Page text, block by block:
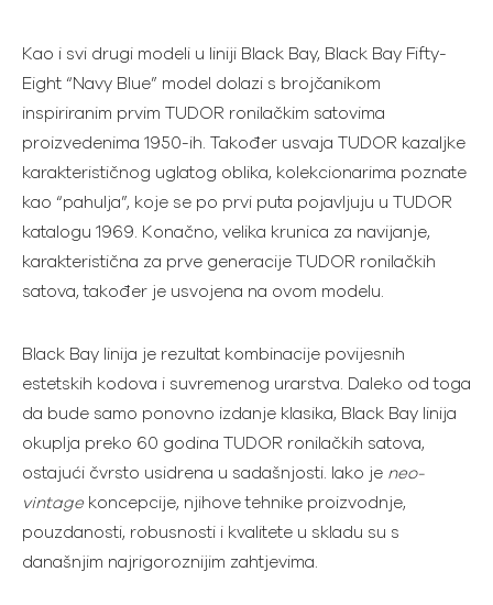
Kao i svi drugi modeli u liniji Black Bay, Black Bay Fifty-
Eight “Navy Blue” model dolazi s brojčanikom
inspiriranim prvim TUDOR ronilačkim satovima
proizvedenima 1950-ih. Također usvaja TUDOR kazaljke
karakterističnog uglatog oblika, kolekcionarima poznate
kao “pahulja”, koje se po prvi puta pojavljuju u TUDOR
katalogu 1969. Konačno, velika krunica za navijanje,
karakteristična za prve generacije TUDOR ronilačkih
satova, također je usvojena na ovom modelu.
Black Bay linija je rezultat kombinacije povijesnih
estetskih kodova i suvremenog urarstva. Daleko od toga
da bude samo ponovno izdanje klasika, Black Bay linija
okuplja preko 60 godina TUDOR ronilačkih satova,
ostajući čvrsto usidrena u sadašnjosti. Iako je neo-
vintagekoncepcije, njihove tehnike proizvodnje,
pouzdanosti, robusnosti i kvalitete u skladu su s
današnjim najrigoroznijim zahtjevima.